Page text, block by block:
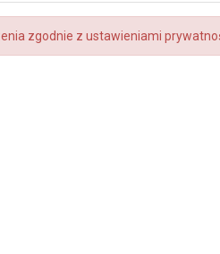
zgodnie z ustawieniami